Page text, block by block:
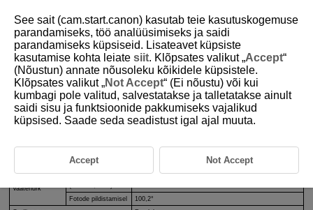
D250-103
Tehnilised andmed
Objektiiv
6,6 mm (ligikaudu 19 mm vaste, 35 mm formaadi vaste)
Fotode pildistamisel 6,6 mm (ligikaudu 18 mm vaste, 35 mm formaadi vaste)
Vaatenurk
Fotode pildistamisel
100,2°
See sait (cam.start.canon) kasutab teie kasutuskogemuse
parandamiseks, töö analüüsimiseks ja saidi
parandamiseks küpsiseid. Lisateavet küpsiste
kasutamise kohta leiate siit. Klõpsates valikut „Accept“
(Nõustun) annate nõusoleku kõikidele küpsistele.
Klõpsates valikut „Not Accept“ (Ei nõustu) või kui
kumbagi pole valitud, salvestatakse ja talletatakse ainult
saidi sisu ja funktsioonide pakkumiseks vajalikud
küpsised. Saade seda seadistust igal ajal muuta.
Accept Not Accept